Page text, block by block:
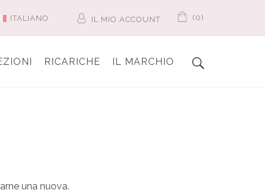
ITALIANO IL MIO ACCOUNT (0)
RICARICHE IL MARCHIO
una nuova.